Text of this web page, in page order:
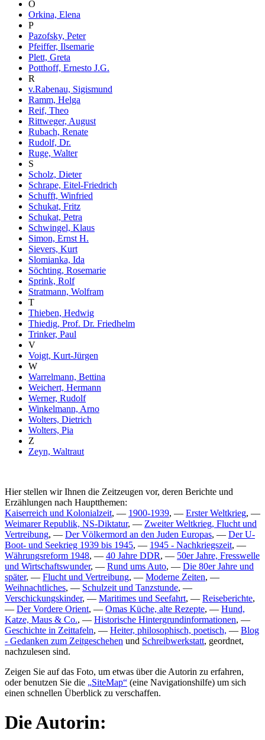
O
Orkina, Elena
P
Pazofsky, Peter
Pfeiffer, Ilsemarie
Plett, Greta
Potthoff, Ernesto J.G.
R
v.Rabenau, Sigismund
Ramm, Helga
Reif, Theo
Rittweger, August
Rubach, Renate
Rudolf, Dr.
Ruge, Walter
S
Scholz, Dieter
Schrape, Eitel-Friedrich
Schufft, Winfried
Schukat, Fritz
Schukat, Petra
Schwingel, Klaus
Simon, Ernst H.
Sievers, Kurt
Slomianka, Ida
Söchting, Rosemarie
Sprink, Rolf
Stratmann, Wolfram
T
Thieben, Hedwig
Thiedig, Prof. Dr. Friedhelm
Trinker, Paul
V
Voigt, Kurt-Jürgen
W
Warrelmann, Bettina
Weichert, Hermann
Werner, Rudolf
Winkelmann, Arno
Wolters, Dietrich
Wolters, Pia
Z
Zeyn, Waltraut
Hier stellen wir Ihnen die Zeitzeugen vor, deren Berichte und
Erzählungen nach Hauptthemen:
Kaiserreich und Kolonialzeit, — 1900-1939, — Erster Weltkrieg, —
Weimarer Republik, NS-Diktatur, — Zweiter Weltkrieg, Flucht und
Vertreibung, — Der Völkermord an den Juden Europas, — Der U-
Boot- und Seekrieg 1939 bis 1945, — 1945 - Nachkriegszeit, —
Währungsreform 1948, — 40 Jahre DDR, — 50er Jahre, Fresswelle
und Wirtschaftswunder, — Rund ums Auto, — Die 80er Jahre und
später, — Flucht und Vertreibung, — Moderne Zeiten, —
Weihnachtliches, — Schulzeit und Tanzstunde, —
Verschickungskinder, — Maritimes und Seefahrt, — Reiseberichte,
— Der Vordere Orient, — Omas Küche, alte Rezepte, — Hund,
Katze, Maus & Co., — Historische Hintergrundinformationen, —
Geschichte in Zeittafeln, — Heiter, philosophisch, poetisch, — Blog
- Gedanken zum Zeitgeschehen und Schreibwerkstatt, geordnet,
nachzulesen sind.
Zeigen Sie auf das Foto, um etwas über die Autorin zu erfahren,
oder benutzen Sie die
SiteMap
(eine Navigationshilfe) um sich
einen schnellen Überblick zu verschaffen.
Die Autorin: